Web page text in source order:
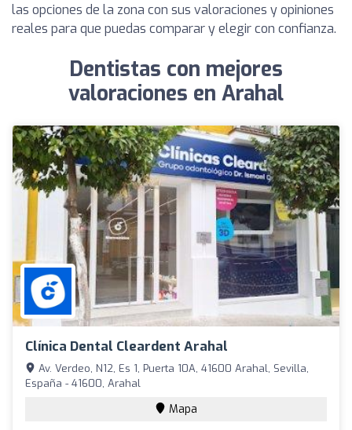
las opciones de la zona con sus valoraciones y opiniones
reales para que puedas comparar y elegir con confianza.
Dentistas con mejores
valoraciones en Arahal
Clínica Dental Cleardent Arahal
Av. Verdeo, N12, Es 1, Puerta 10A, 41600 Arahal, Sevilla,
España - 41600, Arahal
Mapa